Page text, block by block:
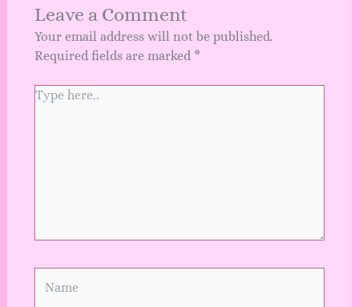
Leave a Comment
Your email address will not be published.
Required fields are marked *
Type